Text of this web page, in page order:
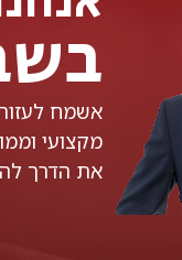
אשמח
מקצועי
את הדרך